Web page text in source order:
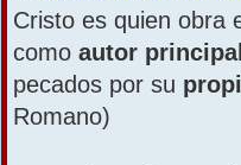
Cristo es quien obra
como autor
pecados por su
Romano)